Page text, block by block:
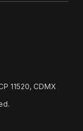
11520, CDMX